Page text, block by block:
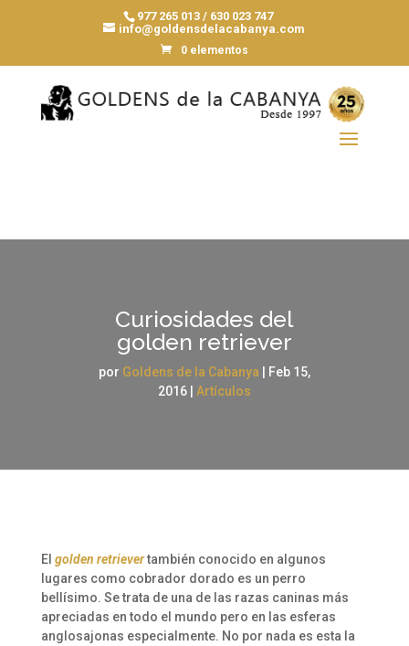
977 265 013 / 630 023 747
info@goldensdelacabanya.com
0 elementos
Curiosidades del
golden retriever
por Goldens de la Cabanya
Feb 15,
2016| Artículos
El golden retrievertambién conocido en algunos
lugares como cobrador dorado es un perro
bellísimo. Se trata de una de las razas caninas más
apreciadas en todo el mundo pero en las esferas
anglosajonas especialmente. No por nada es esta la